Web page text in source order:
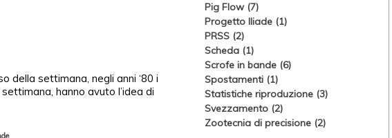
della settimana, negli anni ‘80 i
hanno avuto l’idea di
Pig Flow (7)
Progetto Iliade (1)
PRSS (2)
Scheda (1)
Scrofe in bande (6)
Spostamenti (1)
Statistiche riproduzione (3)
Svezzamento (2)
Zootecnia di precisione (2)